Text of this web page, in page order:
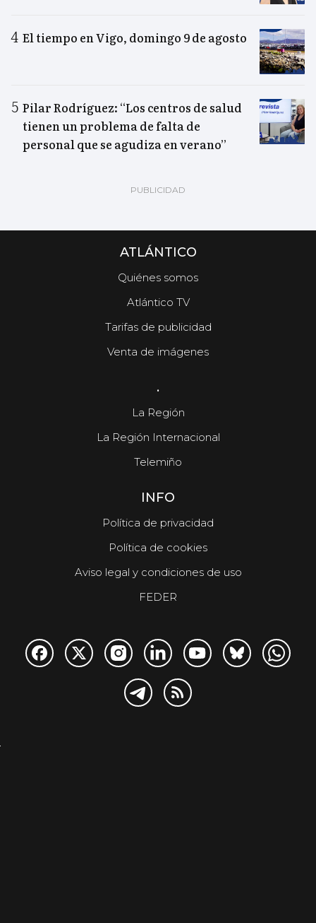
El tiempo en Vigo, domingo 9 de agosto
Pilar Rodríguez: “Los centros de salud
tienen un problema de falta de
personal que se agudiza en verano”
ATLÁNTICO
Quiénes somos
Atlántico TV
Tarifas de publicidad
Venta de imágenes
.
La Región
La Región Internacional
Telemiño
INFO
Política de privacidad
Política de cookies
Aviso legal y condiciones de uso
FEDER